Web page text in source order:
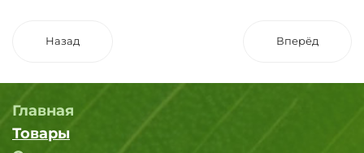
Назад Вперёд
Главная
Товары